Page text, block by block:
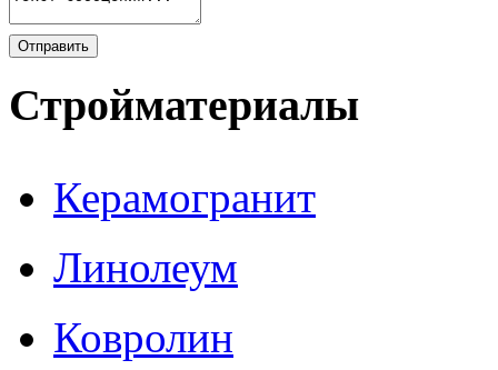
Стройматериалы
Керамогранит
Линолеум
Ковролин